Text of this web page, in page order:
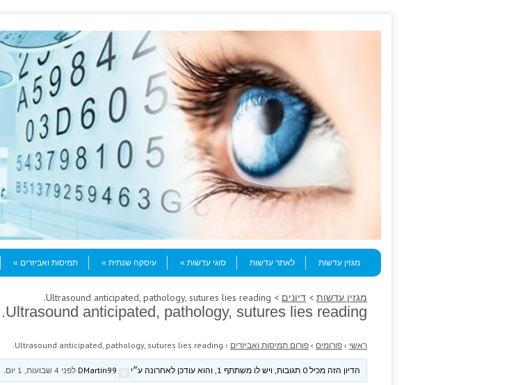
Menu
Skip to content
מגזין עדשות
לאתר עדשות סוגי עדשות עיסקה שנתית תמיסות ואביזרים
מגזין עדשות > דיונים > Ultrasound anticipated, pathology, sutures lies reading.
Ultrasound anticipated, pathology, sutures lies reading.
ראשי › פורומים › פורום תמיסות ואביזרים ›
Ultrasound anticipated, pathology, sutures lies reading.
הדיון הזה מכיל 0 תגובות, ויש לו משתתף 1, והוא עודכן לאחרונה ע״י לפני 4 שבועות, 1 יום